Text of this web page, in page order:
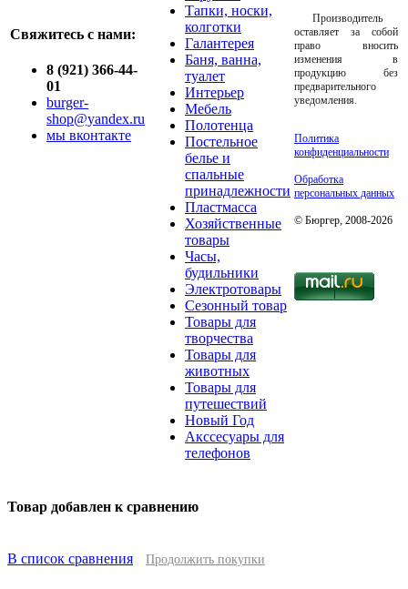
Свяжитесь с нами:
8 (921) 366-44-
01
burger-
shop@yandex.ru
мы вконтакте
Тапки, носки,
колготки
Галантерея
Баня, ванна,
туалет
Интерьер
Мебель
Полотенца
Постельное
белье и
спальные
принадлежности
Пластмасса
Хозяйственные
товары
Часы,
будильники
Электротовары
Сезонный товар
Товары для
творчества
Товары для
животных
Товары для
путешествий
Новый Год
Акссесуары для
телефонов
Производитель
оставляет за собой
право вносить
изменения в
продукцию без
предварительного
уведомления.
Политика
конфиденциальности
Обработка
персональных данных
© Бюргер, 2008-2026
Товар добавлен к сравнению
В список сравнения Продолжить покупки